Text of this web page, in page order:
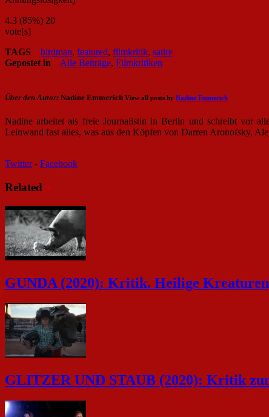
4.3 (85%) 20
vote[s]
TAGS » birdman, featured, filmkritik, satire
Gepostet in » Alle Beiträge, Filmkritiken
Über den Autor: Nadine Emmerich View all posts by Nadine Emmerich
Nadine arbeitet als freie Journalistin in Berlin und schreibt vor
Leinwand fast alles, was aus den Köpfen von Darren Aronofsky,
Twitter- Facebook
Related »
GUNDA (2020): Kritik. Heilige
GLITZER UND STAUB (2020): Kritik